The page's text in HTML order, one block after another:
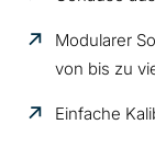
Modularer
von bis zu
Einfache